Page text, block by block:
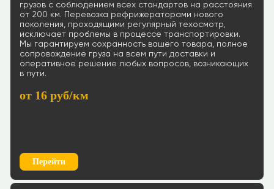
грузов с соблюдением всех стандартов на расстояния
от 200 км. Перевозка рефрижераторами нового
поколения, проходящими регулярный техосмотр,
исключает проблемы в процессе транспортировки.
Мы гарантируем сохранность вашего товара, полное
сопровождение груза на всем пути доставки и
оперативное решение любых вопросов, возникающих
в пути.
от 16 руб/км
Перейти